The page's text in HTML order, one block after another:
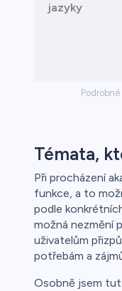
jazyky
Témata,
Při procházení
funkce, a to
podle
možná nezmění
uživatelům
potřebám a
Osobně jsem